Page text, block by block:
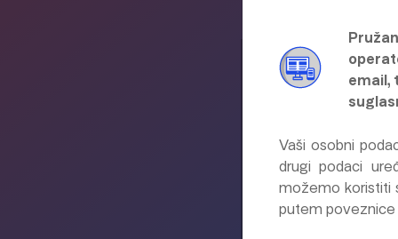
email,
Vaši osobni
drugi podaci
možemo koristiti
putem poveznice